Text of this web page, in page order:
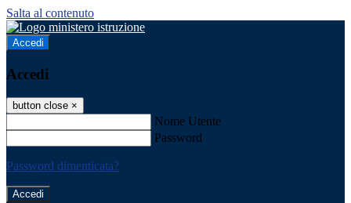
Salta al contenuto
Accedi
Accedi
button close ×
Nome Utente
Password
Password dimenticata?